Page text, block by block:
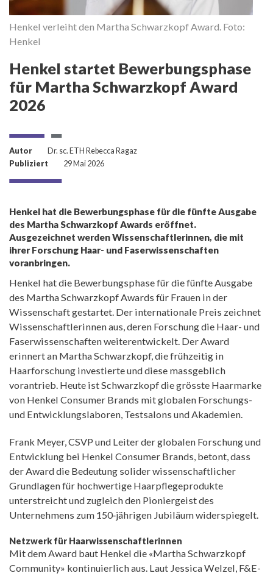
Henkel verleiht den Martha Schwarzkopf Award. Foto:
Henkel
Henkel startet Bewerbungsphase
für Martha Schwarzkopf Award
2026
Autor
Dr. sc. ETH Rebecca Ragaz
Publiziert
29 Mai 2026
Henkel hat die Bewerbungsphase für die fünfte Ausgabe
des Martha Schwarzkopf Awards eröffnet.
Ausgezeichnet werden Wissenschaftlerinnen, die mit
ihrer Forschung Haar- und Faserwissenschaften
voranbringen.
Henkel hat die Bewerbungsphase für die fünfte Ausgabe
des Martha Schwarzkopf Awards für Frauen in der
Wissenschaft gestartet. Der internationale Preis zeichnet
Wissenschaftlerinnen aus, deren Forschung die Haar- und
Faserwissenschaften weiterentwickelt. Der Award
erinnert an Martha Schwarzkopf, die frühzeitig in
Haarforschung investierte und diese massgeblich
vorantrieb. Heute ist Schwarzkopf die grösste Haarmarke
von Henkel Consumer Brands mit globalen Forschungs-
und Entwicklungslaboren, Testsalons und Akademien.
Frank Meyer, CSVP und Leiter der globalen Forschung und
Entwicklung bei Henkel Consumer Brands, betont, dass
der Award die Bedeutung solider wissenschaftlicher
Grundlagen für hochwertige Haarpflegeprodukte
unterstreicht und zugleich den Pioniergeist des
Unternehmens zum 150‑jährigen Jubiläum widerspiegelt.
Netzwerk für Haarwissenschaftlerinnen
Mit dem Award baut Henkel die «Martha Schwarzkopf
Community» kontinuierlich aus. Laut Jessica Welzel, F&E-